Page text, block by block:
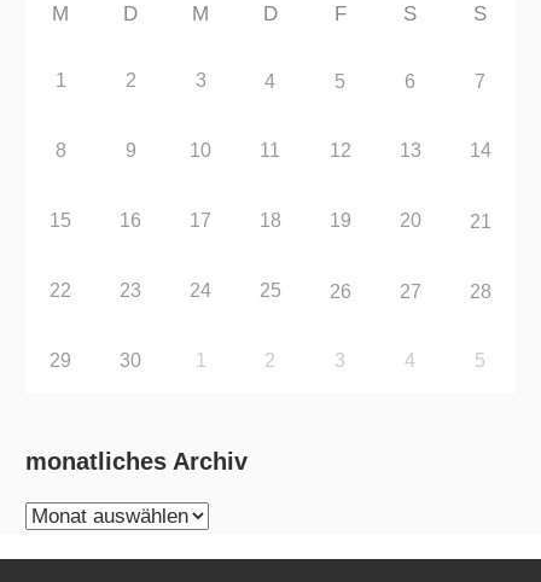
M D M D F S S
1 2 3 4 5 6 7
8 9 10 11 12 13 14
15 16 17 18 19 20 21
22 23 24 25 26 27 28
29 30 1 2 3 4 5
monatliches Archiv
monatliches